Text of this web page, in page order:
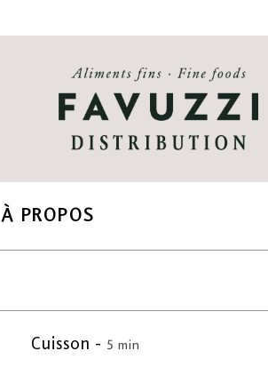
À PROPOS
Cuisson - 5 min